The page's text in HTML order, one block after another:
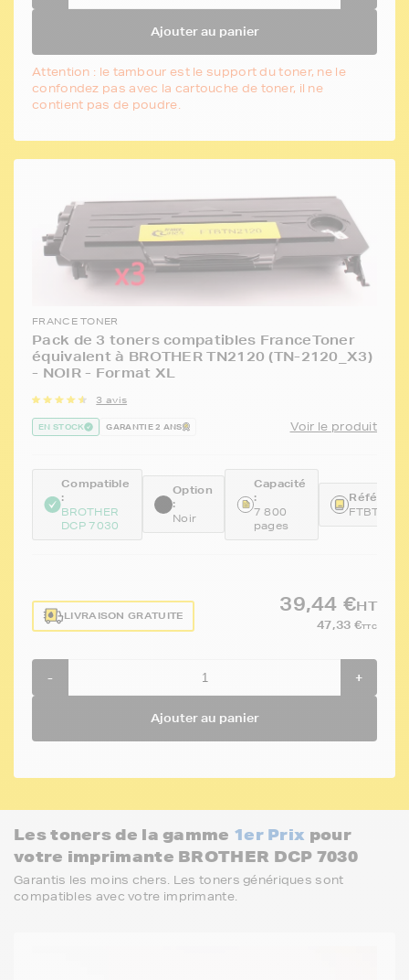
Ajouter au panier
Attention : le tambour est le support du toner, ne le
confondez pas avec la cartouche de toner, il ne
contient pas de poudre.
FRANCE TONER
Pack de 3 toners compatibles FranceToner
équivalent à BROTHER TN2120 (TN-2120_X3)
- NOIR - Format XL
3 avis
EN STOCK GARANTIE 2 ANS Voir le produit
Compatible
:
BROTHER
DCP 7030
Option
:
Noir
Capacité
:
7 800
pages
LIVRAISON GRATUITE
39,44 €HT
47,33 €TTC
- +
Ajouter au panier
Les toners de la gamme 1er Prix pour
votre imprimante BROTHER DCP 7030
Garantis les moins chers. Les toners génériques sont
compatibles avec votre imprimante.